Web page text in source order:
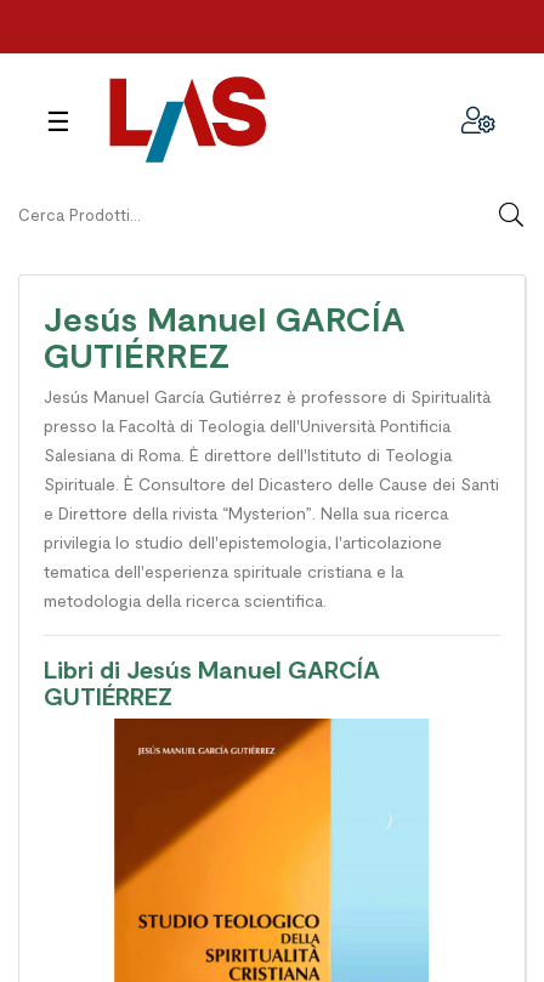
navigazione
☰
Jesús Manuel GARCÍA
GUTIÉRREZ
Jesús Manuel García Gutiérrez è professore di Spiritualità
presso la Facoltà di Teologia dell'Università Pontificia
Salesiana di Roma. È direttore dell'Istituto di Teologia
Spirituale. È Consultore del Dicastero delle Cause dei Santi
e Direttore della rivista “Mysterion”. Nella sua ricerca
privilegia lo studio dell'epistemologia, l'articolazione
tematica dell'esperienza spirituale cristiana e la
metodologia della ricerca scientifica.
Libri di Jesús Manuel GARCÍA
GUTIÉRREZ